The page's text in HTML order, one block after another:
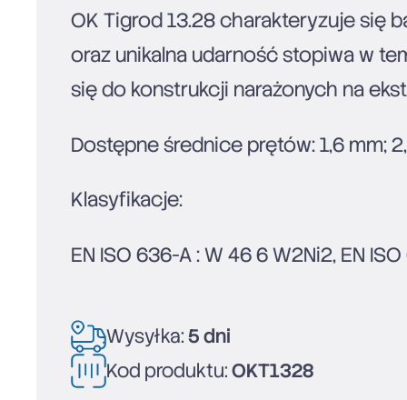
OK Tigrod 13.28 charakteryzuje się
oraz unikalna udarność stopiwa w
się do konstrukcji narażonych na
Dostępne średnice prętów: 1,6 mm;
Klasyfikacje:
EN ISO 636-A : W 46 6 W2Ni2, EN
Wysyłka:5 dni
Kod produktu:OKT1328